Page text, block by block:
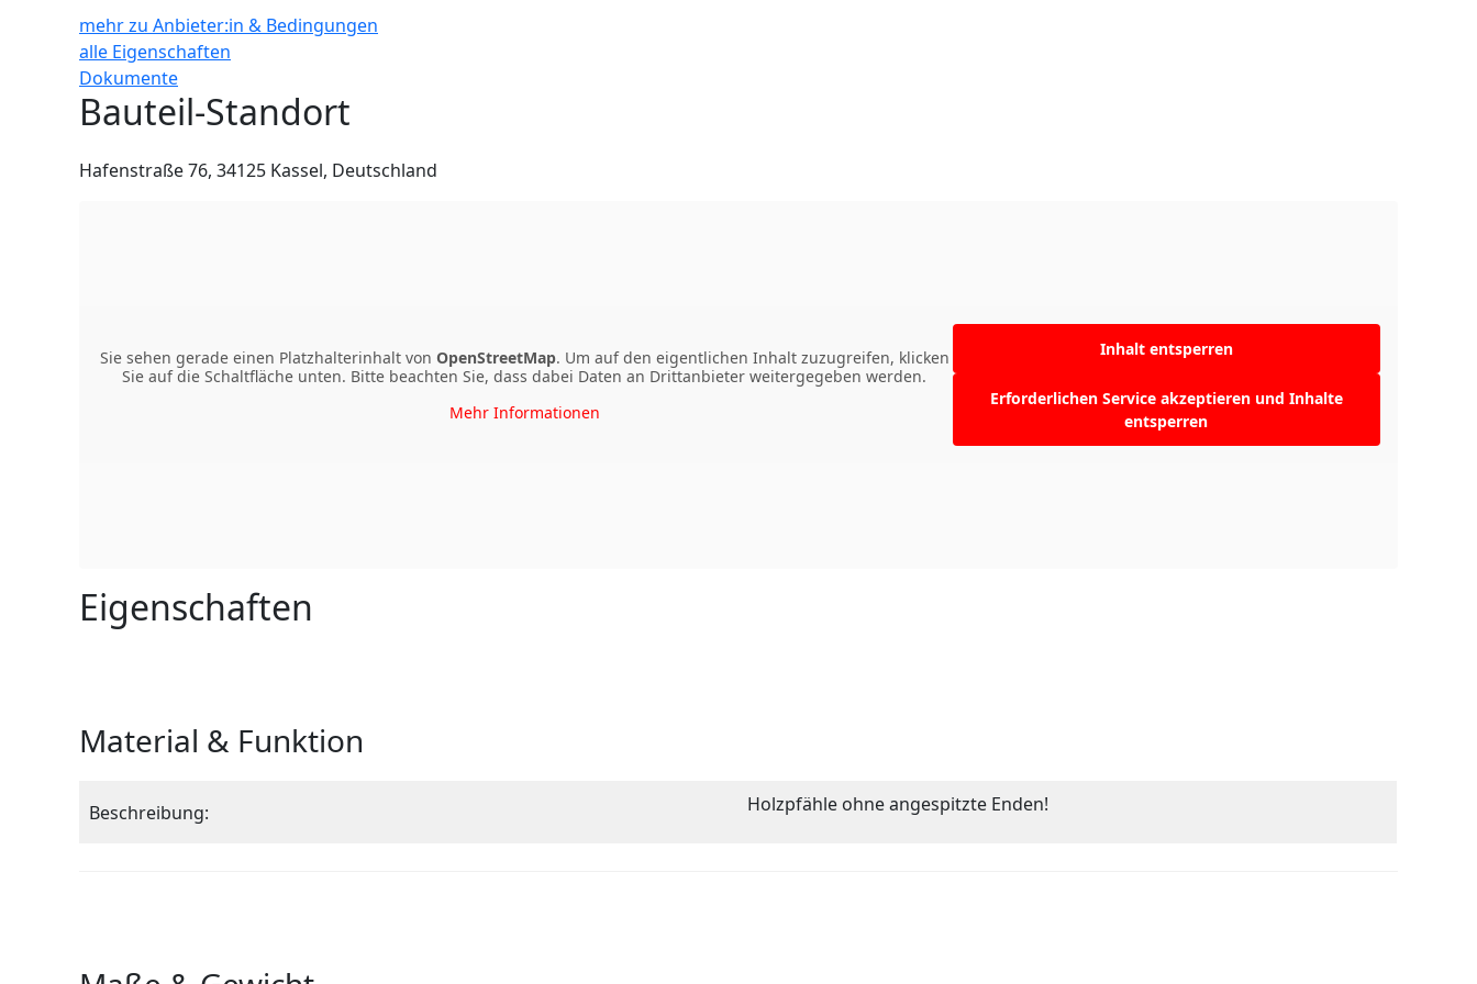
mehr zu Anbieter:in & Bedingungen
alle Eigenschaften
Dokumente
Bauteil-Standort
Hafenstraße 76, 34125 Kassel, Deutschland
Sie sehen gerade einen Platzhalterinhalt von OpenStreetMap. Um auf den eigentlichen Inhalt zuzugreifen, klicken
Sie auf die Schaltfläche unten. Bitte beachten Sie, dass dabei Daten an Drittanbieter weitergegeben werden.
Mehr Informationen
Inhalt entsperren
Erforderlichen Service akzeptieren und Inhalte
entsperren
Eigenschaften
Material & Funktion
Beschreibung: Holzpfähle ohne angespitzte Enden!